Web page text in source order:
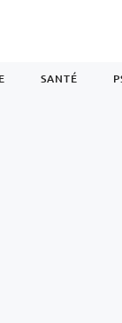
SANTÉ